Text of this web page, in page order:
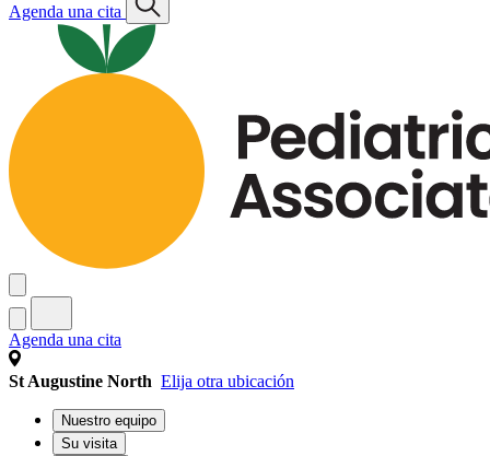
Agenda una cita
Agenda una cita
St Augustine North Elija otra ubicación
Nuestro equipo
Su visita